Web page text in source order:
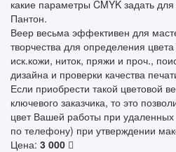
какие параметры CMYK задать
Пантон.
Веер весьма эффективен для
творчества для определения
иск.кожи, ниток, пряжи и проч.,
дизайна и проверки качества
Если приобрести такой цветовой
ключевого заказчика, то это
цвет Вашей работы при
по телефону) при утверждении
Цена: 3 000